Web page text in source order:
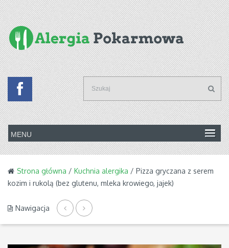
Strona główna / Kuchnia alergika / Pizza gryczana z serem
kozim i rukolą (bez glutenu, mleka krowiego, jajek)
Nawigacja